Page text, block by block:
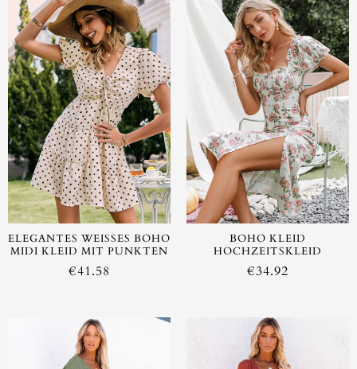
ELEGANTES WEISSES BOHO M
IDI KLEID MIT PUNKTEN
€41.58
AUSVERKAUFT
BOHO KLEID
HOCHZEITSKLEID
€34.92